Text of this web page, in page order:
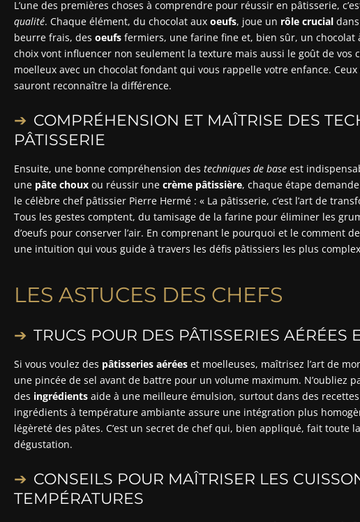
L’une des premières choses à comprendre pour réussir en pâtisserie,
qualité. Chaque élément, du chocolat aux oeufs, joue un rôle crucial
beurre frais, des oeufs fermiers, une farine fine et, bien sûr, un chocolat
choix vont influencer non seulement la texture mais aussi le goût de vos
moelleux avec un chocolat fondant qui vous rappelle votre enfance.
sauront reconnaître la différence.
COMPRÉHENSION ET MAÎTRISE DES
PÂTISSERIE
Ensuite, une bonne compréhension des techniques de base est
une pâte choux ou réussir une crème pâtissière, chaque étape
le célèbre chef pâtissier Pierre Hermé : « La pâtisserie, c’est l’art de
Tous les gestes comptent, du tamisage de la farine pour éliminer les
d’oeufs pour conserver l’air. En comprenant le pourquoi et le comment
une intuition qui vous guide à travers les défis pâtissiers les plus
LES ASTUCES DES CHEFS
TRUCS POUR DES PÂTISSERIES AÉRÉES
Si vous voulez des pâtisseries aérées et moelleuses, maîtrisez l’art de
une pincée de sel avant de battre pour un volume maximum. N’oubliez
des ingrédients aide à une meilleure émulsion, surtout dans des
ingrédients à température ambiante assure une intégration plus
légèreté des pâtes. C’est un secret de chef qui, bien appliqué, fait toute
dégustation.
CONSEILS POUR MAÎTRISER LES
TEMPÉRATURES